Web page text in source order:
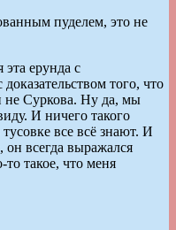
пуделем, это не
ерунда с
того, что
не Суркова. Ну да, мы
И ничего такого
все всё знают. И
он всегда выражался
то такое, что меня